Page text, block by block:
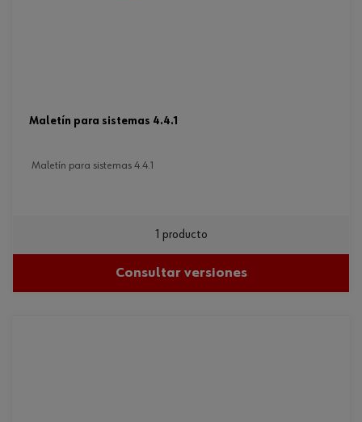
maletín para sistemas 4.4.1
maletín para sistemas 4.4.1
1 producto
Consultar versiones